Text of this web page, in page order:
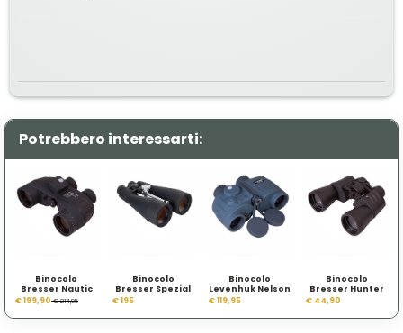
Potrebbero interessarti:
Binocolo
Bresser Nautic
7x50 WD
€ 199,90€ 214,95
Binocolo
Bresser Spezial
Astro 20x80
€ 195
Binocolo
Levenhuk Nelson
8x30
€ 119,95
Binocolo
Bresser Hunter
7x50
€ 44,90